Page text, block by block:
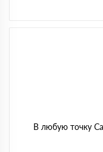
В любую точку